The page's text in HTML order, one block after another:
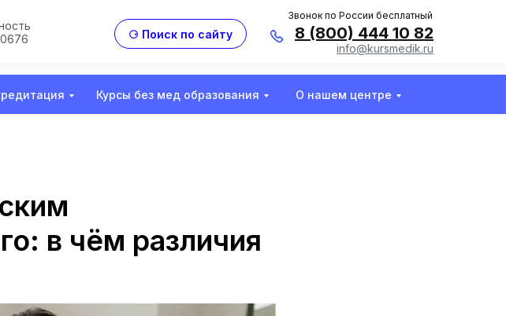
info@kursmedik.ru
8 (800) 444 10 82
Звонок по России бесплатный
⚆ Поиск по сайту
Курсы без мед образования О нашем центре
в чём различия